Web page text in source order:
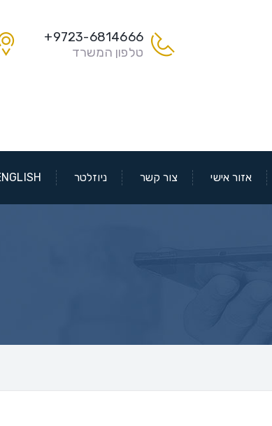
9723-6814666+
טלפון המשרד
אזור אישי צור קשר ניוזלטר